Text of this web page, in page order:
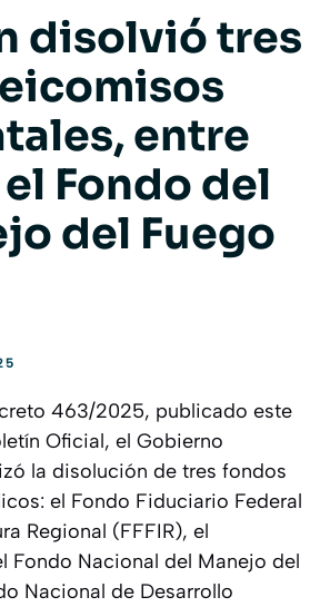
disolvió tres
entre
Fondo del
del Fuego
463/2025, publicado este
Oficial, el Gobierno
la disolución de tres fondos
el Fondo Fiduciario Federal
Regional (FFFIR), el
Fondo Nacional del Manejo del
Nacional de Desarrollo